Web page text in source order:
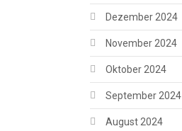
Dezember 2024
November 2024
Oktober 2024
September 2024
August 2024